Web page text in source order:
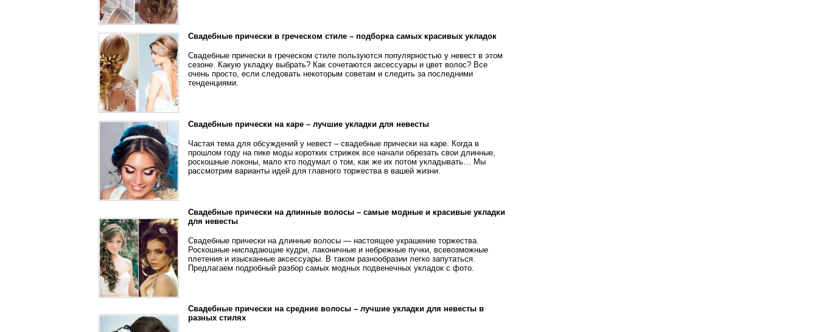
Свадебные прически в греческом стиле – подборка самых красивых укладок
Свадебные прически в греческом стиле пользуются популярностью у невест в этом
сезоне. Какую укладку выбрать? Как сочетаются аксессуары и цвет волос? Все
очень просто, если следовать некоторым советам и следить за последними
тенденциями.
Свадебные прически на каре – лучшие укладки для невесты
Частая тема для обсуждений у невест – свадебные прически на каре. Когда в
прошлом году на пике моды коротких стрижек все начали обрезать свои длинные,
роскошные локоны, мало кто подумал о том, как же их потом укладывать… Мы
рассмотрим варианты идей для главного торжества в вашей жизни.
Свадебные прически на длинные волосы – самые модные и красивые укладки
для невесты
Свадебные прически на длинные волосы — настоящее украшение торжества.
Роскошные ниспадающие кудри, лаконичные и небрежные пучки, всевозможные
плетения и изысканные аксессуары. В таком разнообразии легко запутаться.
Предлагаем подробный разбор самых модных подвенечных укладок с фото.
Свадебные прически на средние волосы – лучшие укладки для невесты в
разных стилях